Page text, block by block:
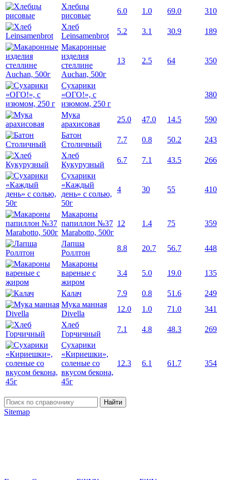
Хлебцы
рисовые
6.0 1.0 69.0
310
Хлеб
Leinsamenbrot
5.2 3.1 30.9
189
Макаронные
изделия
стеллине
Auchan, 500г
13 2.5 64 350
Сухарики
«ОГО!», с
изюмом, 250 г
380
Мука
арахисовая
25.0 47.0 14.5
590
Батон
Столичный
7.7 0.8 50.2
243
Хлеб
Кукурузный
6.7 7.1 43.5
266
Сухарики
«Каждый
день» с солью,
50г
4 30 55 410
Макароны
папиллон №37
Marabotto, 500г
12 1.4 75 359
Лапша
Роллтон
8.8 20.7 56.7
448
Макароны
вареные с
жиром
3.4 5.0 19.0 135
Калач 7.9 0.8 51.6
249
Мука манная
Divella
12.0 1.0 71.0
341
Хлеб
Горчичный
7.1 4.8 48.3
269
Сухарики
«Кириешки»,
соленые со
вкусом бекона,
45г
12.3 6.1 61.7 354
Найти
Sitemap